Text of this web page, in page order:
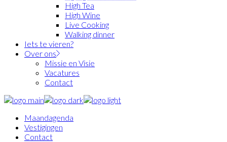
High Tea
High Wine
Live Cooking
Walking dinner
Iets te vieren?
Over ons
Missie en Visie
Vacatures
Contact
Maandagenda
Vestigingen
Contact